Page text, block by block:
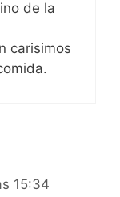
de la
carisimos
15:34